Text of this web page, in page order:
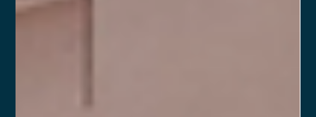
normas da CVM e das corretoras pode prejudicar as